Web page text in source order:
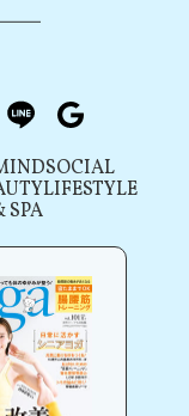
line
SOCIAL
LIFESTYLE
SPA